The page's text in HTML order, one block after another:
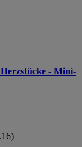
- Mini-